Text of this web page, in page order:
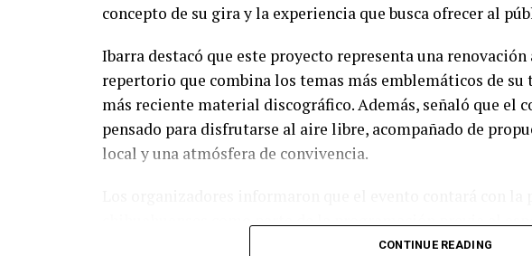
concepto de su gira y la experiencia que busca ofrecer al
Ibarra destacó que este proyecto representa una
repertorio que combina los temas más emblemáticos de su
más reciente material discográfico. Además, señaló que el
pensado para disfrutarse al aire libre, acompañado de
local y una atmósfera de convivencia.
chihuahuenses como parte de la programación previa al
diversas experiencias para los asistentes. También
CONTINUE READING